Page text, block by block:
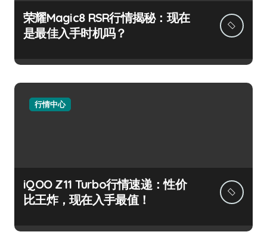
荣耀Magic8 RSR行情揭秘：现在
是最佳入手时机吗？
行情中心
iQOO Z11 Turbo行情速递：性价
比王炸，现在入手最值！